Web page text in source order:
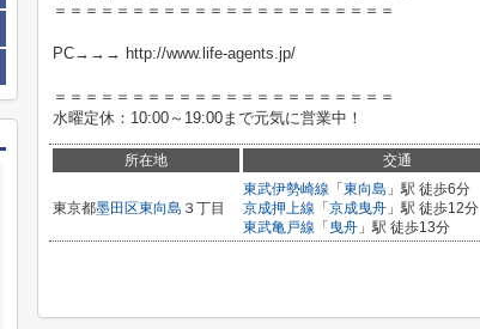
＝＝＝＝＝＝＝＝＝＝＝＝＝＝＝＝＝＝＝＝＝＝
PC→→→ http://www.life-agents.jp/
＝＝＝＝＝＝＝＝＝＝＝＝＝＝＝＝＝＝＝＝＝＝
水曜定休：10:00～19:00まで元気に営業中！
所在地 交通
東京都墨田区東向島 ３丁目
東武伊勢崎線 「 東向島 」駅 徒歩6分
京成押上線 「 京成曳舟 」駅 徒歩12分
東武亀戸線 「 曳舟 」駅 徒歩13分